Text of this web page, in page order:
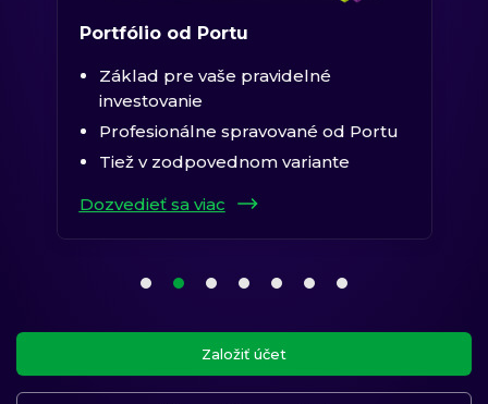
Portfólio od Portu
Základ pre vaše pravidelné
investovanie
Profesionálne spravované od Portu
Tiež v zodpovednom variante
Dozvedieť sa viac
1. položka karuselu
2. položka karuselu
(aktuálna položka)
3. položka karuselu
4. položka karuselu
5. položka karuselu
6. položka karuselu
7. položka karuselu
Založiť účet